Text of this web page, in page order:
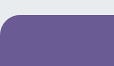
bahis sitesi